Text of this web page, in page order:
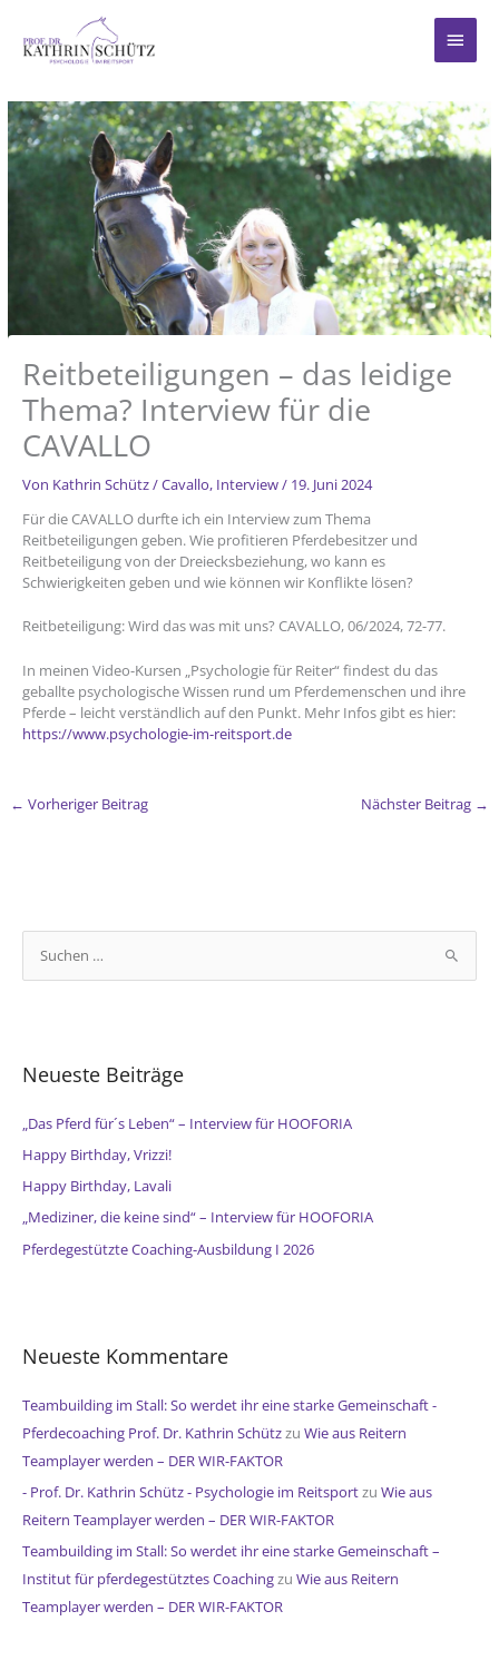
springen
Reitbeteiligungen – das leidige
Thema? Interview für die
CAVALLO
Von Kathrin Schütz/Cavallo, Interview/ 19. Juni 2024
Für die CAVALLO durfte ich ein Interview zum Thema
Reitbeteiligungen geben. Wie profitieren Pferdebesitzer und
Reitbeteiligung von der Dreiecksbeziehung, wo kann es
Schwierigkeiten geben und wie können wir Konflikte lösen?
Reitbeteiligung: Wird das was mit uns? CAVALLO, 06/2024, 72-77.
In meinen Video-Kursen „Psychologie für Reiter“ findest du das
geballte psychologische Wissen rund um Pferdemenschen und ihre
Pferde – leicht verständlich auf den Punkt. Mehr Infos gibt es hier:
https://www.psychologie-im-reitsport.de
← Vorheriger Beitrag Nächster Beitrag →
n
c
h
:
Neueste Beiträge
„Das Pferd für´s Leben“ – Interview für HOOFORIA
Happy Birthday, Vrizzi!
Happy Birthday, Lavali
„Mediziner, die keine sind“ – Interview für HOOFORIA
Pferdegestützte Coaching-Ausbildung I 2026
Neueste Kommentare
Teambuilding im Stall: So werdet ihr eine starke Gemeinschaft -
Pferdecoaching Prof. Dr. Kathrin Schützzu Wie aus Reitern
Teamplayer werden – DER WIR-FAKTOR
- Prof. Dr. Kathrin Schütz - Psychologie im Reitsportzu Wie aus
Reitern Teamplayer werden – DER WIR-FAKTOR
Teambuilding im Stall: So werdet ihr eine starke Gemeinschaft –
Institut für pferdegestütztes Coachingzu Wie aus Reitern
Teamplayer werden – DER WIR-FAKTOR